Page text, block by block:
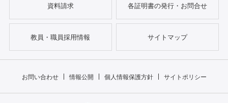
資料請求 各証明書の発行・お問合せ
教員・職員採用情報 サイトマップ
お問い合わせ 情報公開 個人情報保護方針 サイトポリシー